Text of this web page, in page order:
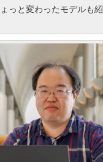
っと変わったモデルも